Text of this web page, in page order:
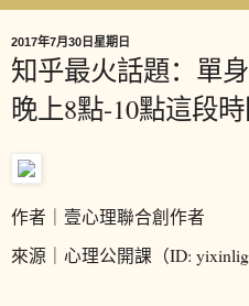
2017年7月30日星期日
知乎最火話題：單
晚上8點-10點這段時
作者｜壹心理聯合創作者
來源｜心理公開課（ID: